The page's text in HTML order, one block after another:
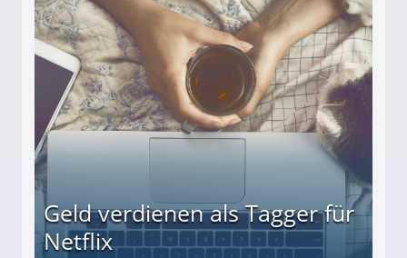
Geld verdienen als Tagger für
Netflix